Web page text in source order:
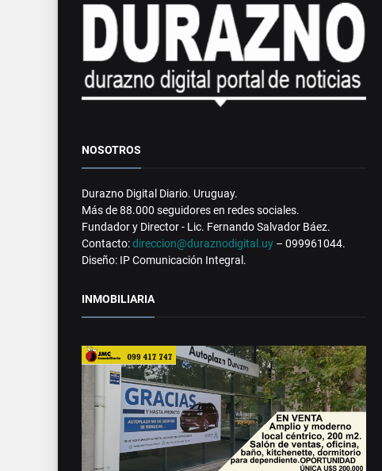
NOSOTROS
Durazno Digital Diario. Uruguay.
Más de 88.000 seguidores en redes sociales.
Fundador y Director - Lic. Fernando Salvador Báez.
Contacto:direccion@duraznodigital.uy – 099961044.
Diseño: IP Comunicación Integral.
INMOBILIARIA